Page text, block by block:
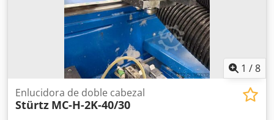
1 /8
Enlucidora de doble cabezal
Stürtz MC-H-2K-40/30